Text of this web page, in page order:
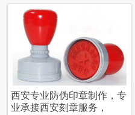
西安专业防伪印章制作，专
业承接西安刻章服务，